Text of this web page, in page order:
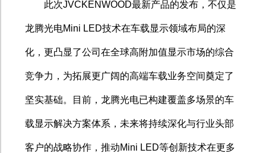
此次JVCKENWOOD最新产品的发布，不仅是
龙腾光电Mini LED技术在车载显示领域布局的深
化，更凸显了公司在全球高附加值显示市场的综合
竞争力，为拓展更广阔的高端车载业务空间奠定了
坚实基础。目前，龙腾光电已构建覆盖多场景的车
载显示解决方案体系，未来将持续深化与行业头部
客户的战略协作，推动Mini LED等创新技术在更多